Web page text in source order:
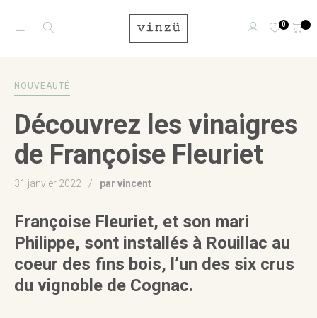
0
NOUVEAUTÉ
Découvrez les vinaigres
de Françoise Fleuriet
31 janvier 2022 par vincent
Françoise Fleuriet, et son mari
Philippe, sont installés à Rouillac au
coeur des fins bois, l’un des six crus
du vignoble de Cognac.